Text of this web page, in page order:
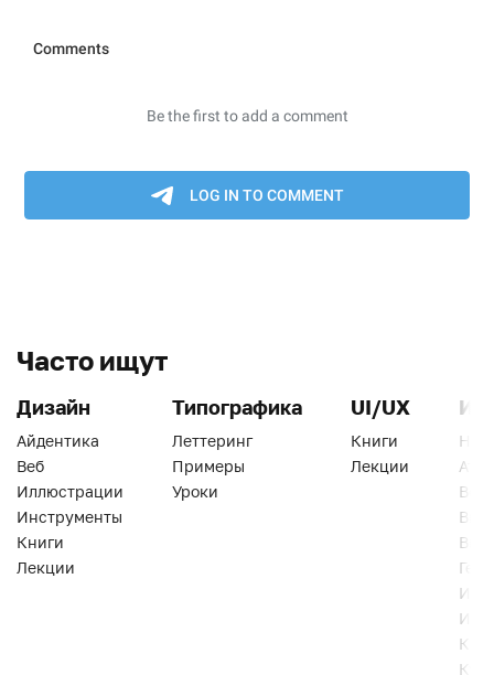
Часто ищут
Дизайн
Айдентика
Веб
Иллюстрации
Инструменты
Книги
Лекции
Типографика
Леттеринг
Примеры
Уроки
UI/UX
Книги
Лекции
Веб